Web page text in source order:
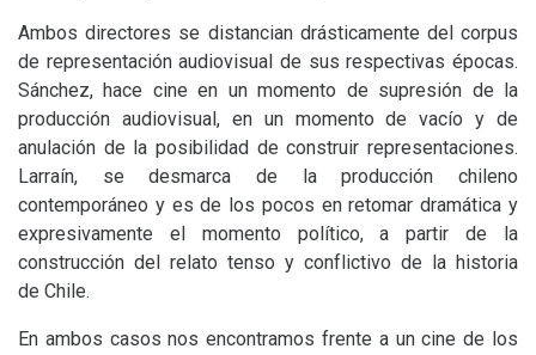
Ambos directores se distancian drásticamente del corpus
de representación audiovisual de sus respectivas épocas.
Sánchez, hace cine en un momento de supresión de la
producción audiovisual, en un momento de vacío y de
anulación de la posibilidad de construir representaciones.
Larraín, se desmarca de la producción chileno
contemporáneo y es de los pocos en retomar dramática y
expresivamente el momento político, a partir de la
construcción del relato tenso y conflictivo de la historia
de Chile.
En ambos casos nos encontramos frente a un cine de los